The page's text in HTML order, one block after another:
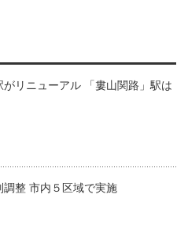
がリニューアル 「婁山関路」駅は
調整 市内５区域で実施